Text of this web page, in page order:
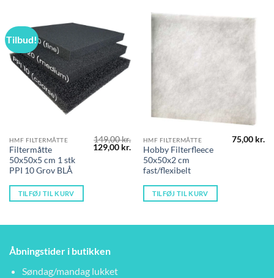
Tilbud!
HMF FILTERMÅTTE
Filtermåtte
50x50x5 cm 1 stk
PPI 10 Grov BLÅ
149,00kr.
Den
oprindelige
129,00 kr. Den
aktuelle
pris
TILFØJ TIL KURV
HMF FILTERMÅTTE
Hobby Filterfleece
50x50x2 cm
fast/flexibelt
75,00 kr.
TILFØJ TIL KURV
Åbningstider i butikken
Søndag/mandag lukket